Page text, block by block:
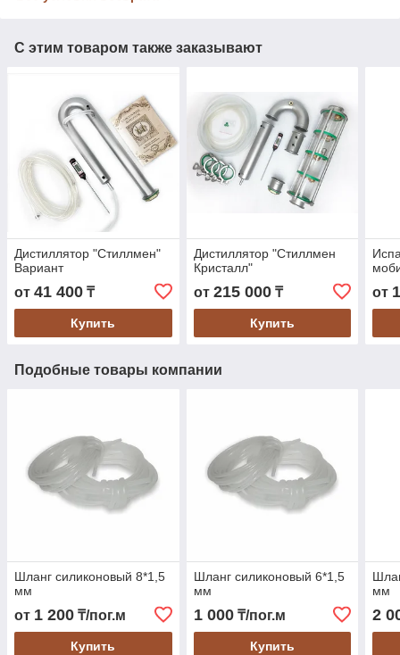
С этим товаром также заказывают
Дистиллятор "Стиллмен"
Вариант
от 41 400 ₸
Купить
Дистиллятор "Стиллмен
Кристалл"
от 215 000₸
Купить
от
Подобные товары компании
Шланг силиконовый 8*1,5
мм
от 1 200 ₸/пог.м
Купить
Шланг силиконовый 6*1,5
мм
1 000₸/пог.м
Купить
мм
2